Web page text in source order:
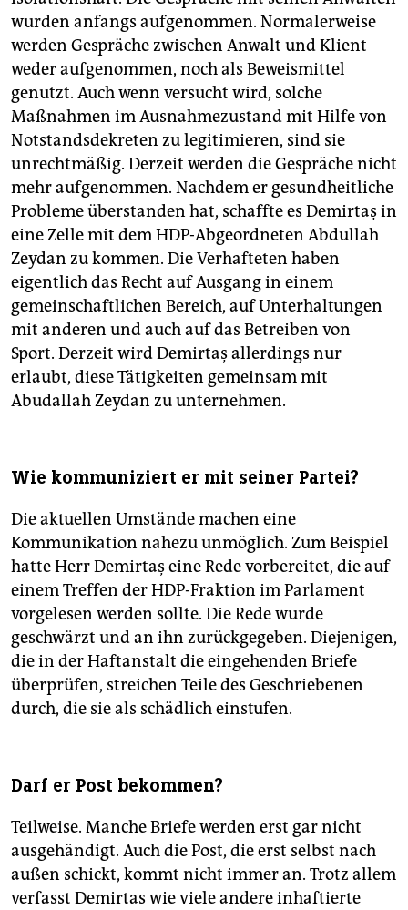
wurden anfangs aufgenommen. Normalerweise
werden Gespräche zwischen Anwalt und Klient
weder aufgenommen, noch als Beweismittel
genutzt. Auch wenn versucht wird, solche
Maßnahmen im Ausnahmezustand mit Hilfe von
Notstandsdekreten zu legitimieren, sind sie
unrechtmäßig. Derzeit werden die Gespräche nicht
mehr aufgenommen. Nachdem er gesundheitliche
Probleme überstanden hat, schaffte es Demirtaş in
eine Zelle mit dem HDP-Abgeordneten Abdullah
Zeydan zu kommen. Die Verhafteten haben
eigentlich das Recht auf Ausgang in einem
gemeinschaftlichen Bereich, auf Unterhaltungen
mit anderen und auch auf das Betreiben von
Sport. Derzeit wird Demirtaş allerdings nur
erlaubt, diese Tätigkeiten gemeinsam mit
Abudallah Zeydan zu unternehmen.
Wie kommuniziert er mit seiner Partei?
Die aktuellen Umstände machen eine
Kommunikation nahezu unmöglich. Zum Beispiel
hatte Herr Demirtaş eine Rede vorbereitet, die auf
einem Treffen der HDP-Fraktion im Parlament
vorgelesen werden sollte. Die Rede wurde
geschwärzt und an ihn zurückgegeben. Diejenigen,
die in der Haftanstalt die eingehenden Briefe
überprüfen, streichen Teile des Geschriebenen
durch, die sie als schädlich einstufen.
Darf er Post bekommen?
Teilweise. Manche Briefe werden erst gar nicht
ausgehändigt. Auch die Post, die erst selbst nach
außen schickt, kommt nicht immer an. Trotz allem
verfasst Demirtas wie viele andere inhaftierte